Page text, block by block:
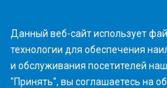
Данный веб-сайт использует
технологии для обеспечения
и обслуживания посетителей
"Принять", вы соглашаетесь на